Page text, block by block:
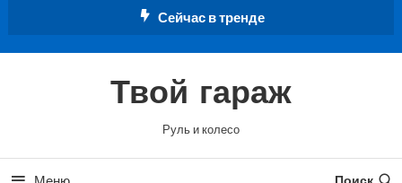
Сейчас в тренде
Твой гараж
Руль и колесо